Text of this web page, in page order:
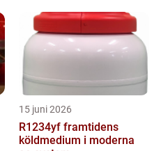
15 juni 2026
R1234yf framtidens
köldmedium i moderna